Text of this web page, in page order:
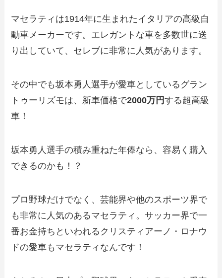
マセラティは1914年に生まれたイタリアの高級自
動車メーカーです。エレガントな車を多数世に送
り出していて、セレブに非常に人気があります。
その中でも坂本勇人選手が愛車としているグラン
トゥーリズモは、新車価格で2000万円する超高級
車！
坂本勇人選手の積み重ねた年俸なら、容易く購入
できるのかも！？
プロ野球だけでなく、芸能界や他のスポーツ界で
も非常に人気のあるマセラティ。サッカー界で一
番お金持ちといわれるクリスティアーノ・ロナウ
ドの愛車もマセラティなんです！